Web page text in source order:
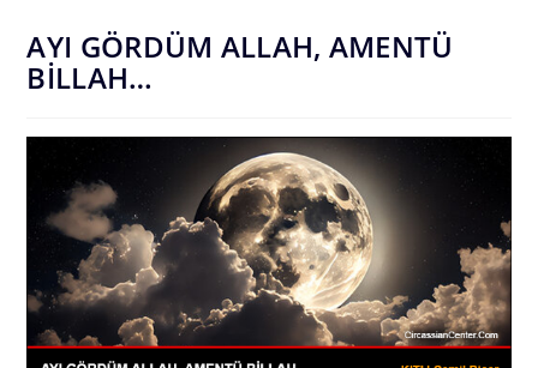
AYI GÖRDÜM ALLAH, AMENTÜ
BİLLAH…